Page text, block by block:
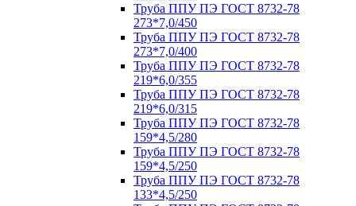
Труба ППУ ПЭ ГОСТ 8732-78
273*7,0/450
Труба ППУ ПЭ ГОСТ 8732-78
273*7,0/400
Труба ППУ ПЭ ГОСТ 8732-78
219*6,0/355
Труба ППУ ПЭ ГОСТ 8732-78
219*6,0/315
Труба ППУ ПЭ ГОСТ 8732-78
159*4,5/280
Труба ППУ ПЭ ГОСТ 8732-78
159*4,5/250
Труба ППУ ПЭ ГОСТ 8732-78
133*4,5/250